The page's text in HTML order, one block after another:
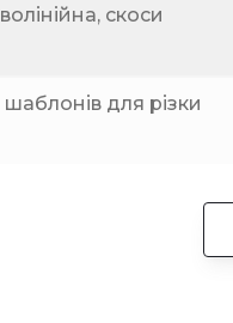
скоси
для різки